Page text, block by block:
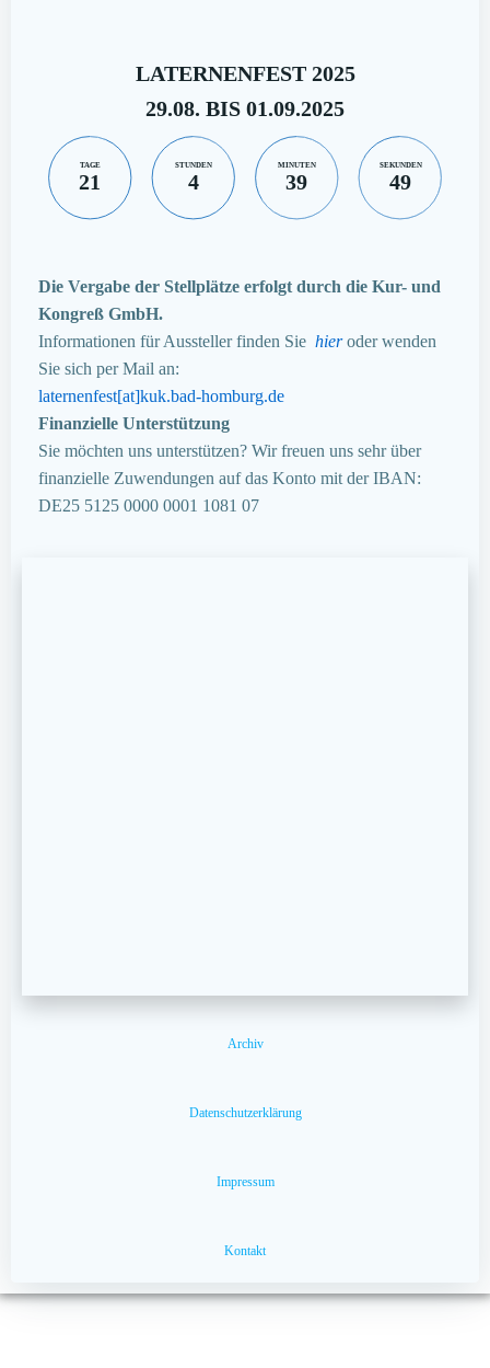
LATERNENFEST 2025
29.08. BIS 01.09.2025
TAGE
21
STUNDEN
4
MINUTEN
39
SEKUNDEN
49
Die Vergabe der Stellplätze erfolgt durch die Kur- und
Kongreß GmbH.
Informationen für Aussteller finden Sie hieroder wenden
Sie sich per Mail an:
laternenfest[at]kuk.bad-homburg.de
Finanzielle Unterstützung
Sie möchten uns unterstützen? Wir freuen uns sehr über
finanzielle Zuwendungen auf das Konto mit der IBAN:
DE25 5125 0000 0001 1081 07
Archiv
Datenschutzerklärung
Impressum
Kontakt